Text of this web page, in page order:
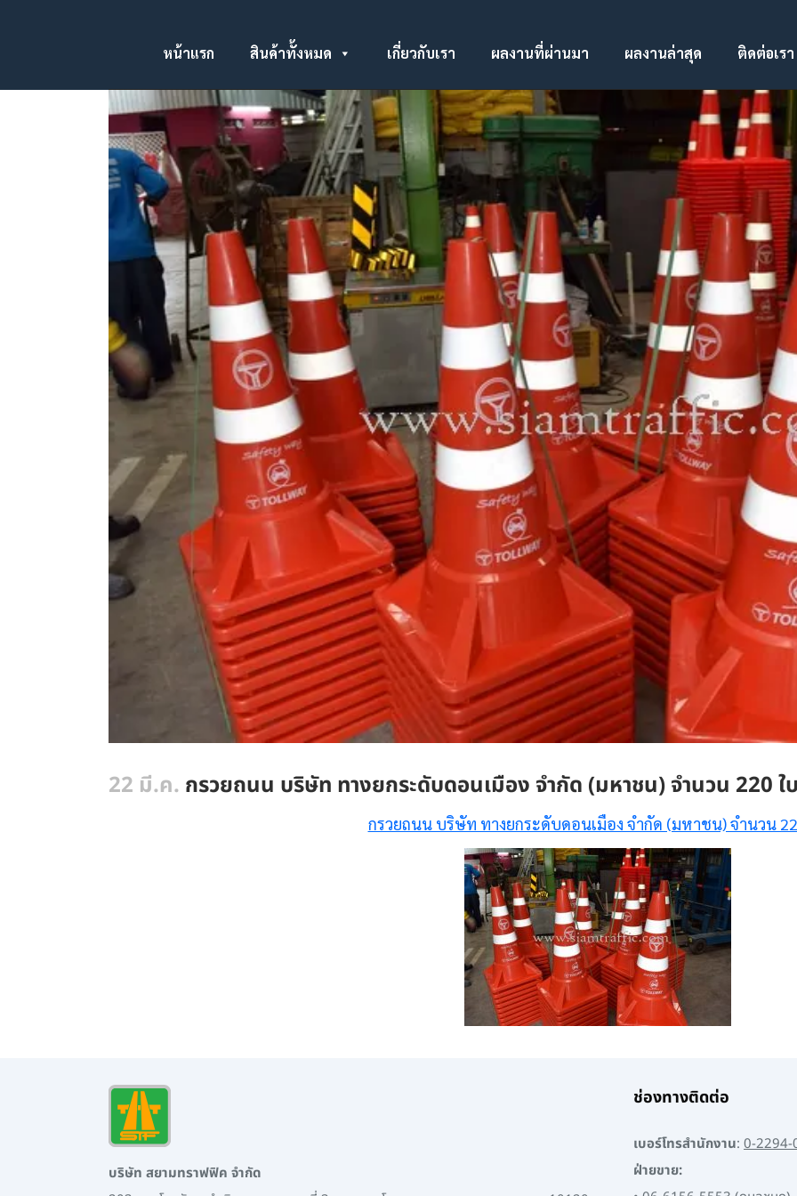
หน้าแรก สินค้าทั้งหมด เกี่ยวกับเรา ผลงานที่ผ่านมา ผลงานล่าสุด ติดต่อเรา
22 มี.ค. กรวยถนน บริษัท ทางยกระดับดอนเมือง จำกัด (มหาชน) จำนวน 220 ใ
กรวยถนน บริษัท ทางยกระดับดอนเมือง จำกัด (มหาชน) จำนวน
บริษัท สยามทราฟฟิค จำกัด
ช่องทางติดต่อ
เบอร์โทรสำนักงาน: 0-
ฝ่ายขาย: